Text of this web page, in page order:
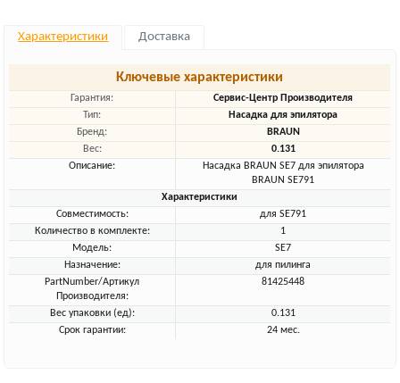
Характеристики Доставка
Ключевые характеристики
Гарантия:
Сервис-Центр Производителя
Тип:
Насадка для эпилятора
Бренд:
BRAUN
Вес:
0.131
Описание:
Насадка BRAUN SЕ7 для эпилятора
BRAUN SE791
Характеристики
Совместимость:
для SE791
Количество в комплекте:
1
Модель:
SЕ7
Назначение:
для пилинга
PartNumber/Артикул
Производителя:
81425448
Вес упаковки (ед):
0.131
Срок гарантии:
24 мес.